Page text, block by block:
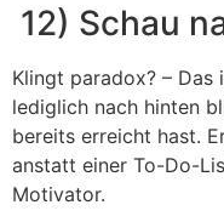
12) Schau
Klingt paradox? – Das
lediglich nach hinten
bereits erreicht hast.
anstatt einer To-Do-
Motivator.